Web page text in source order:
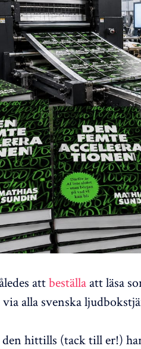
attbeställa att läsa
via alla svenska
den hittills (tack till er!)